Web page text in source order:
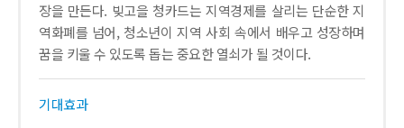
장을 만든다. 빚고을 청카드는 지역경제를 살리는 단순한 지
역화폐를 넘어, 청소년이 지역 사회 속에서 배우고 성장하며
꿈을 키울 수 있도록 돕는 중요한 열쇠가 될 것이다.
기대효과